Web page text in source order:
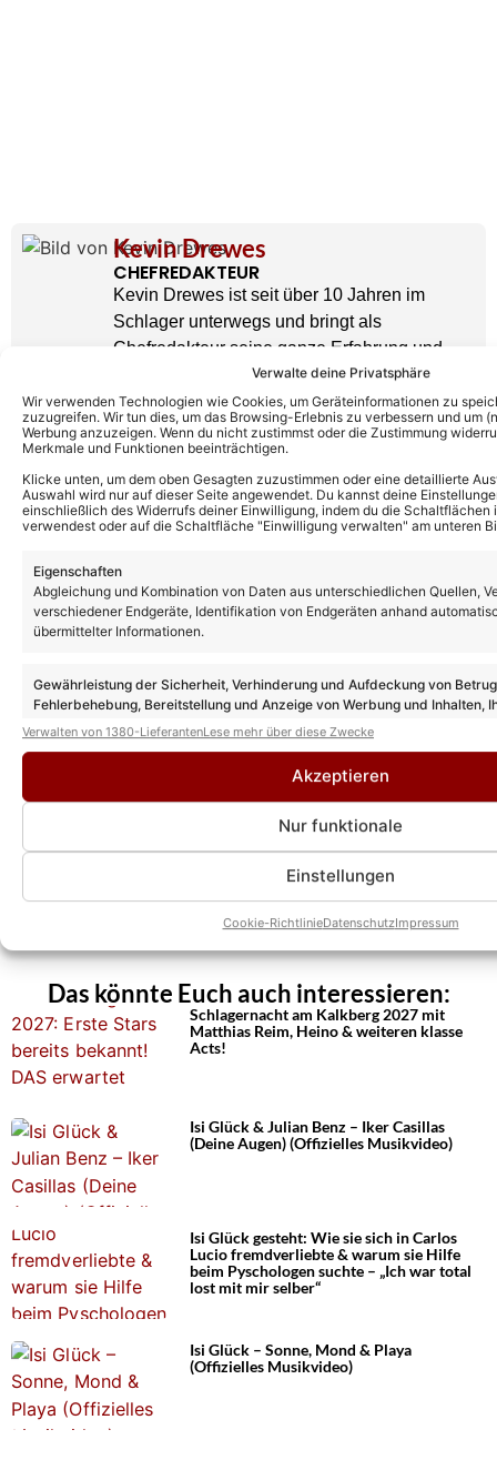
Verwalte deine Privatsphäre
Wir verwenden Technologien wie Cookies, um Geräteinformationen zu
zuzugreifen. Wir tun dies, um das Browsing-Erlebnis zu verbessern und um
Werbung anzuzeigen. Wenn du nicht zustimmst oder die Zustimmung
Merkmale und Funktionen beeinträchtigen.
Klicke unten, um dem oben Gesagten zuzustimmen oder eine detaillierte
Auswahl wird nur auf dieser Seite angewendet. Du kannst deine
einschließlich des Widerrufs deiner Einwilligung, indem du die
verwendest oder auf die Schaltfläche "Einwilligung verwalten" am unteren
Eigenschaften
Abgleichung und Kombination von Daten aus unterschiedlichen Quellen,
verschiedener Endgeräte, Identifikation von Endgeräten anhand
übermittelter Informationen.
Gewährleistung der Sicherheit, Verhinderung und Aufdeckung von
Fehlerbehebung, Bereitstellung und Anzeige von Werbung und Inhalten,
Entscheidungen zum Datenschutz speichern und übermitteln.
Verwalten von 1380-LieferantenLese mehr über diese Zwecke
Akzeptieren
Nur funktionale
Einstellungen
Cookie-RichtlinieDatenschutzImpressum
Kevin Drewes
CHEFREDAKTEUR
Kevin Drewes ist seit über 10 Jahren im
Schlager unterwegs und bringt als
Chefredakteur seine ganze Erfahrung und
Leidenschaft mit hinein. Kein anderer kann
solch eine Expertise wie er vorweisen.
» AUTORENPROFIL & ALLE ARTIKEL VON
KEVIN DREWES
Das könnte Euch auch interessieren:
Schlagernacht am Kalkberg 2027 mit
Matthias Reim, Heino & weiteren klasse
Acts!
Isi Glück & Julian Benz – Iker Casillas
(Deine Augen) (Offizielles Musikvideo)
Isi Glück gesteht: Wie sie sich in Carlos
Lucio fremdverliebte & warum sie Hilfe
beim Pyschologen suchte – „Ich war total
lost mit mir selber“
Isi Glück – Sonne, Mond & Playa
(Offizielles Musikvideo)